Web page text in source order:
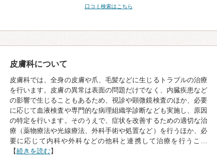
口コミ検索はこちら
皮膚科について
皮膚科では、全身の皮膚や爪、毛髪などに生じるトラブルの治療
を行います。皮膚の異常は表面の問題だけでなく、内臓疾患など
の影響で生じることもあるため、視診や顕微鏡検査のほか、必要
に応じて血液検査や専門的な病理組織学診断なども実施し、原因
の特定を行います。そのうえで、症状を改善するための適切な治
療（薬物療法や光線療法、外科手術や処置など）を行うほか、必
要に応じて内科や外科などの他科と連携して治療を行うこ…
【続きを読む】